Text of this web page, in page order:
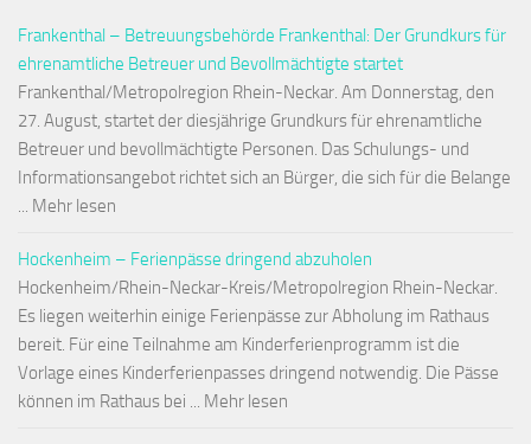
Frankenthal – Betreuungsbehörde Frankenthal: Der Grundkurs für
ehrenamtliche Betreuer und Bevollmächtigte startet
Frankenthal/Metropolregion Rhein-Neckar. Am Donnerstag, den
27. August, startet der diesjährige Grundkurs für ehrenamtliche
Betreuer und bevollmächtigte Personen. Das Schulungs- und
Informationsangebot richtet sich an Bürger, die sich für die Belange
... Mehr lesen
Hockenheim – Ferienpässe dringend abzuholen
Hockenheim/Rhein-Neckar-Kreis/Metropolregion Rhein-Neckar.
Es liegen weiterhin einige Ferienpässe zur Abholung im Rathaus
bereit. Für eine Teilnahme am Kinderferienprogramm ist die
Vorlage eines Kinderferienpasses dringend notwendig. Die Pässe
können im Rathaus bei ... Mehr lesen